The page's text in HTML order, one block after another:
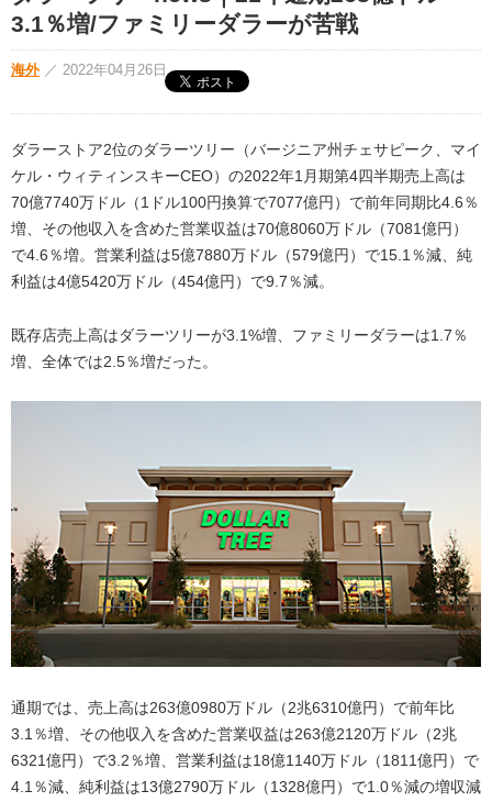
3.1％増/ファミリーダラーが苦戦
海外 ／ 2022年04月26日
ダラーストア2位のダラーツリー（バージニア州チェサピーク、マイ
ケル・ウィティンスキーCEO）の2022年1月期第4四半期売上高は
70億7740万ドル（1ドル100円換算で7077億円）で前年同期比4.6％
増、その他収入を含めた営業収益は70億8060万ドル（7081億円）
で4.6％増。営業利益は5億7880万ドル（579億円）で15.1％減、純
利益は4億5420万ドル（454億円）で9.7％減。
既存店売上高はダラーツリーが3.1%増、ファミリーダラーは1.7％
増、全体では2.5％増だった。
通期では、売上高は263億0980万ドル（2兆6310億円）で前年比
3.1％増、その他収入を含めた営業収益は263億2120万ドル（2兆
6321億円）で3.2％増、営業利益は18億1140万ドル（1811億円）で
4.1％減、純利益は13億2790万ドル（1328億円）で1.0％減の増収減